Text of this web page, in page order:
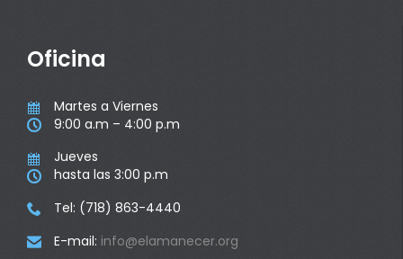
Oficina
 Martes a Viernes
 9:00 a.m – 4:00 p.m
 Jueves
 hasta las 3:00 p.m
 Tel: (718) 863-4440
 E-mail: info@elamanecer.org